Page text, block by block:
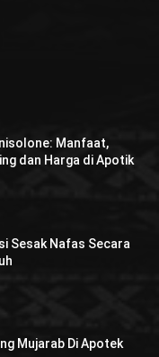
Manfaat,
dan Harga di Apotik
Sesak Nafas Secara
Mujarab Di Apotek